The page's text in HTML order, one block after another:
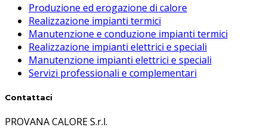
Produzione ed erogazione di calore
Realizzazione impianti termici
Manutenzione e conduzione impianti termici
Realizzazione impianti elettrici e speciali
Manutenzione impianti elettrici e speciali
Servizi professionali e complementari
Contattaci
PROVANA CALORE S.r.l.